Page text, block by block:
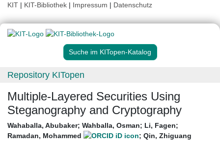
KIT | KIT-Bibliothek | Impressum | Datenschutz
Suche im KITopen-Katalog
Repository KITopen
Multiple-Layered Securities Using
Steganography and Cryptography
Wahaballa, Abubaker; Wahballa, Osman; Li, Fagen;
Ramadan, Mohammed
; Qin, Zhiguang